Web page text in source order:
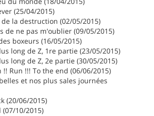
(25/04/2015)
la destruction (02/05/2015)
de ne pas m'oublier (09/05/2015)
boxeurs (16/05/2015)
long de Z, 1re partie (23/05/2015)
long de Z, 2e partie (30/05/2015)
!! Run !!! To the end (06/06/2015)
et nos plus sales journées
(20/06/2015)
10/2015)